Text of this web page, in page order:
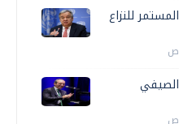
للنزاع
الصيفي